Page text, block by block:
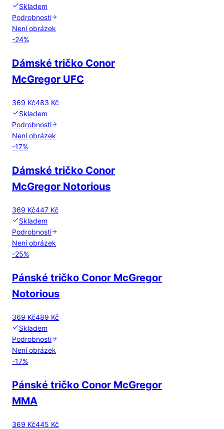
Skladem
Podrobnosti
Není obrázek
-24%
Dámské tričko Conor
McGregor UFC
369 Kč483 Kč
Skladem
Podrobnosti
Není obrázek
-17%
Dámské tričko Conor
McGregor Notorious
369 Kč447 Kč
Skladem
Podrobnosti
Není obrázek
-25%
Pánské tričko Conor McGregor
Notorious
369 Kč489 Kč
Skladem
Podrobnosti
Není obrázek
-17%
Pánské tričko Conor McGregor
MMA
369 Kč445 Kč